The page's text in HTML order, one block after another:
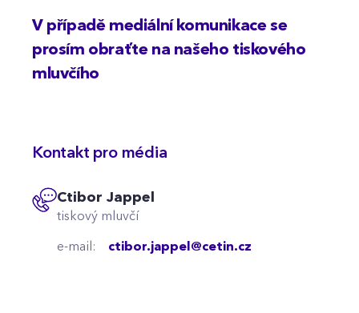
V případě mediální komunikace se
prosím obraťte na našeho tiskového
mluvčího
Kontakt pro média
Ctibor Jappel
tiskový mluvčí
e-mail: ctibor.jappel@cetin.cz